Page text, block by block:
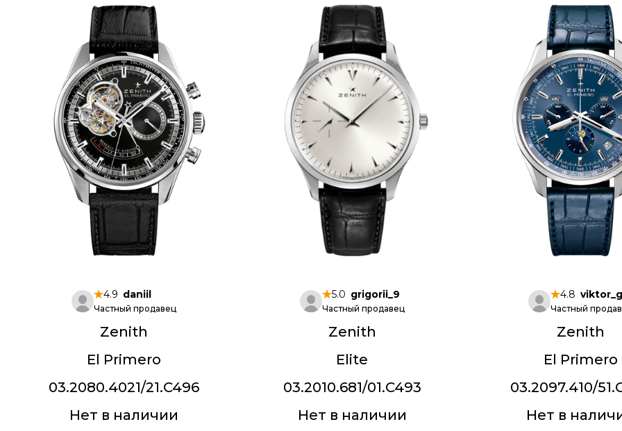
4.9 daniil
Частный продавец
Zenith
El Primero
03.2080.4021/21.C496
Нет в наличии
5.0 grigorii_9
Частный продавец
Zenith
Elite
03.2010.681/01.C493
Нет в наличии
4.8
Частный
Zenith
El Primero
03.2097.410/
Нет в